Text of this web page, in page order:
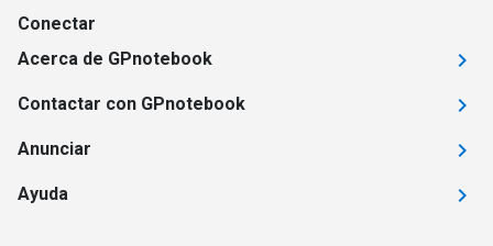
Conectar
Acerca de GPnotebook
Contactar con GPnotebook
Anunciar
Ayuda